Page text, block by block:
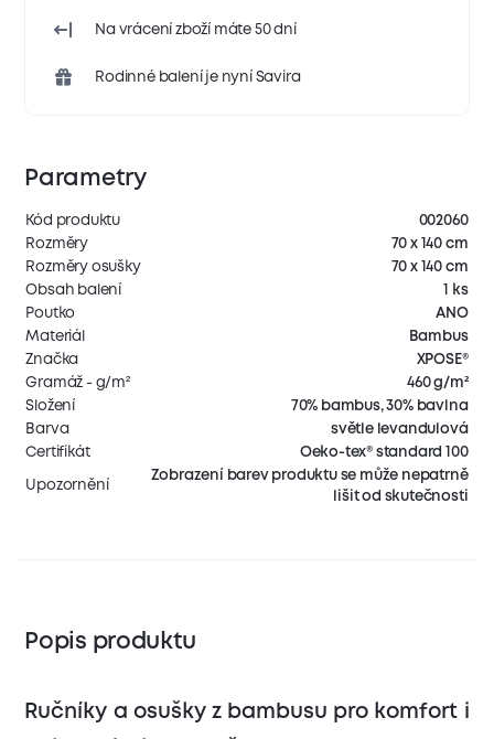
Na vrácení zboží máte 50 dní
Rodinné balení je nyní Savira
Parametry
Kód produktu
002060
Rozměry
70 x 140 cm
Rozměry osušky
70 x 140 cm
Obsah balení
1 ks
Poutko
ANO
Materiál
Bambus
Značka
XPOSE®
Gramáž - g/m²
460 g/m²
Složení
70% bambus, 30% bavlna
Barva
světle levandulová
Certifikát
Oeko-tex® standard 100
Upozornění
Zobrazení barev produktu se může nepatrně
lišit od skutečnosti
Popis produktu
Ručníky a osušky z bambusu pro komfort i